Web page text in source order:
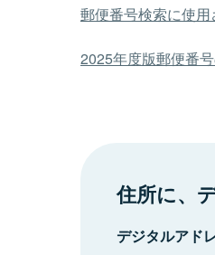
郵便番号検索に使
2025年度版郵便番
住所に、
デジタルアド